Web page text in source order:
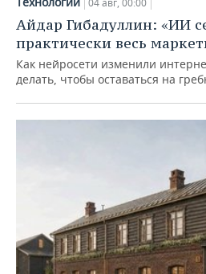
Айдар Гибадуллин: «ИИ
практически весь
Как нейросети изменили
делать, чтобы оставаться на